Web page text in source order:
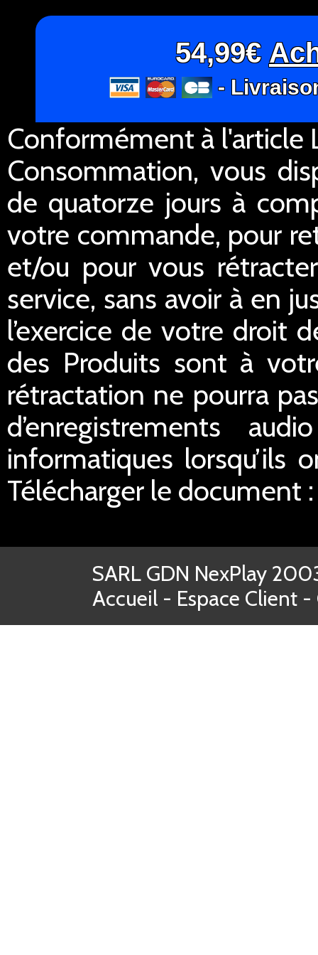
54,99€
-
Conformément à l'article
Consommation, vous
de quatorze jours à
votre commande, pour
et/ou pour vous
service, sans avoir à en
l’exercice de votre droit
des Produits sont à
rétractation ne pourra
d’enregistrements
informatiques lorsqu’ils
Télécharger le document
SARL GDN NexPlay
Accueil - Espace Client -